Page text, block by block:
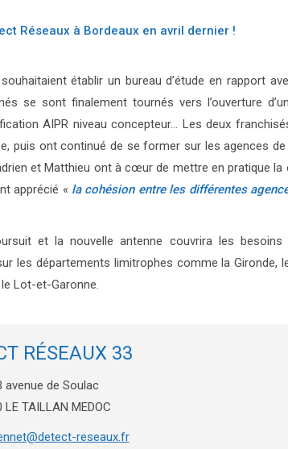
Réseaux à Bordeaux en avril dernier !
établir un bureau d’étude en rapport
se sont finalement tournés vers l’ouverture
AIPR niveau concepteur… Les deux
puis ont continué de se former sur les agences
et Matthieu ont à cœur de mettre en pratique la
apprécié « la cohésion entre les différentes
et la nouvelle antenne couvrira les besoins
les départements limitrophes comme la Gironde,
Lot-et-Garonne.
RÉSEAUX 33
avenue de Soulac
LE TAILLAN MEDOC
reseaux.fr